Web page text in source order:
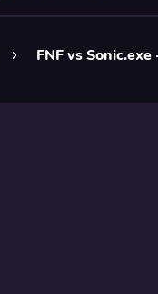
FNF vs